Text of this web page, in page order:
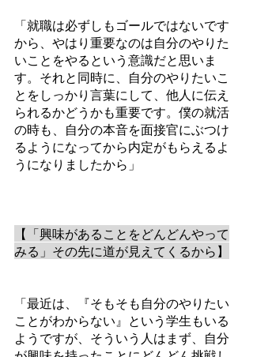
「就職は必ずしもゴールではないです
から、やはり重要なのは自分のやりた
いことをやるという意識だと思いま
す。それと同時に、自分のやりたいこ
とをしっかり言葉にして、他人に伝え
られるかどうかも重要です。僕の就活
の時も、自分の本音を面接官にぶつけ
るようになってから内定がもらえるよ
うになりましたから」
【「興味があることをどんどんやって
みる」その先に道が見えてくるから】
「最近は、『そもそも自分のやりたい
ことがわからない』という学生もいる
ようですが、そういう人はまず、自分